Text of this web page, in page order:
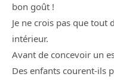
bon goût !
Je ne crois pas que
intérieur.
Avant de concevoir un
Des enfants courent-ils